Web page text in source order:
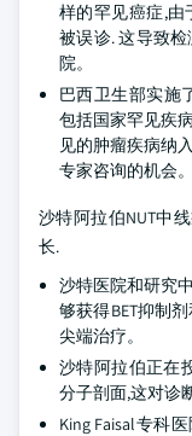
样的罕见癌症,由
被误诊. 这导致
院。
巴西卫生部实施
包括国家罕见疾
见的肿瘤疾病纳
专家咨询的机会。
沙特阿拉伯NUT中
长.
沙特医院和研究
够获得BET抑制
尖端治疗。
沙特阿拉伯正在
分子剖面,这对诊
King Faisal专科